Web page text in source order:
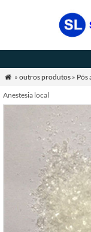
 » outros produtos» Pós
Anestesia local